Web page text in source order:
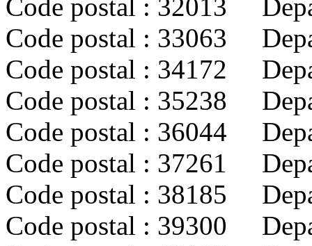
Code postal : 32013
Code postal : 33063
Code postal : 34172
Code postal : 35238
Code postal : 36044
Code postal : 37261
Code postal : 38185
Code postal : 39300